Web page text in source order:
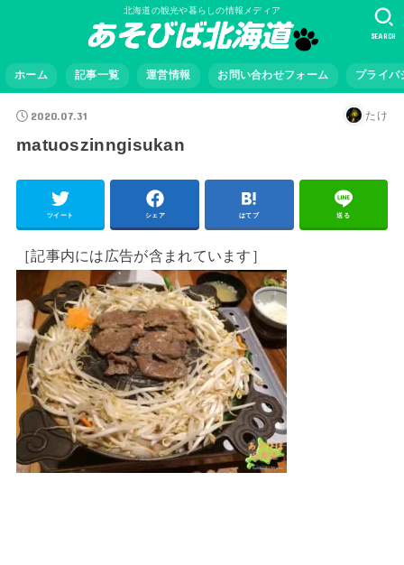
北海道の観光や暮らしの情報メディア
ホーム 記事一覧 運営情報 お問い合わせフォーム プライバ
SEARCH
2020.07.31 たけ
matuoszinngisukan
ツイート シェア はてブ 送る
［記事内には広告が含まれています］